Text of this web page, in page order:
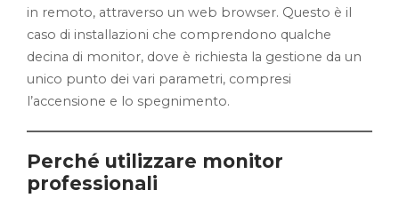
in remoto, attraverso un web browser. Questo è il
caso di installazioni che comprendono qualche
decina di monitor, dove è richiesta la gestione da un
unico punto dei vari parametri, compresi
l’accensione e lo spegnimento.
Perché utilizzare monitor
professionali